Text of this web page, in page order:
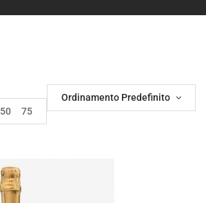
Ordinamento Predefinito
50 75